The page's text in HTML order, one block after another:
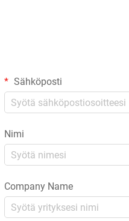
Sähköposti
Nimi
Company Name